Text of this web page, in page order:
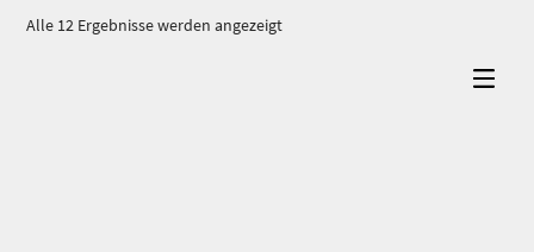
Alle 12 Ergebnisse werden angezeigt